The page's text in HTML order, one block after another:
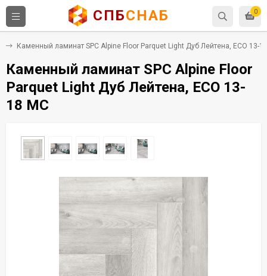
0
СПБСНАБ
Каменный ламинат SPC Alpine Floor Parquet Light Дуб Лейтена, ЕСО 13-
Каменный ламинат SPC Alpine Floor
Parquet Light Дуб Лейтена, ЕСО 13-
18 MC